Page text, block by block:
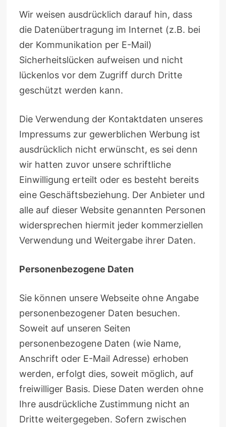
Wir weisen ausdrücklich darauf hin, dass
die Datenübertragung im Internet (z.B. bei
der Kommunikation per E-Mail)
Sicherheitslücken aufweisen und nicht
lückenlos vor dem Zugriff durch Dritte
geschützt werden kann.
Die Verwendung der Kontaktdaten unseres
Impressums zur gewerblichen Werbung ist
ausdrücklich nicht erwünscht, es sei denn
wir hatten zuvor unsere schriftliche
Einwilligung erteilt oder es besteht bereits
eine Geschäftsbeziehung. Der Anbieter und
alle auf dieser Website genannten Personen
widersprechen hiermit jeder kommerziellen
Verwendung und Weitergabe ihrer Daten.
Personenbezogene Daten
Sie können unsere Webseite ohne Angabe
personenbezogener Daten besuchen.
Soweit auf unseren Seiten
personenbezogene Daten (wie Name,
Anschrift oder E-Mail Adresse) erhoben
werden, erfolgt dies, soweit möglich, auf
freiwilliger Basis. Diese Daten werden ohne
Ihre ausdrückliche Zustimmung nicht an
Dritte weitergegeben. Sofern zwischen